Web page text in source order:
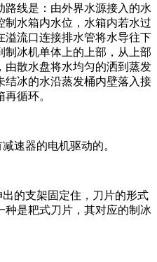
线是：由外界水源接入的水
水箱内水位，水箱内若水过
溢流口连接排水管将水导往下
制冰机单体上的上部，从上部
由散水盘将水均匀的洒到蒸发
结冰的水沿蒸发桶内壁落入接
循环。
器的电机驱动的。
的支架固定住，刀片的形式
是耙式刀片，其对应的制冰